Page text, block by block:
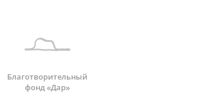
Благотворительный
фонд «Дар»